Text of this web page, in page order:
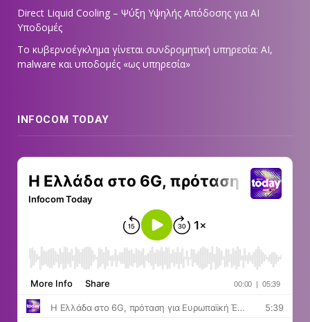
Direct Liquid Cooling – Ψύξη Υψηλής Απόδοσης για AI
Υποδομές
Το κυβερνοέγκλημα γίνεται συνδρομητική υπηρεσία: AI,
malware και υποδομές «ως υπηρεσία»
INFOCOM TODAY